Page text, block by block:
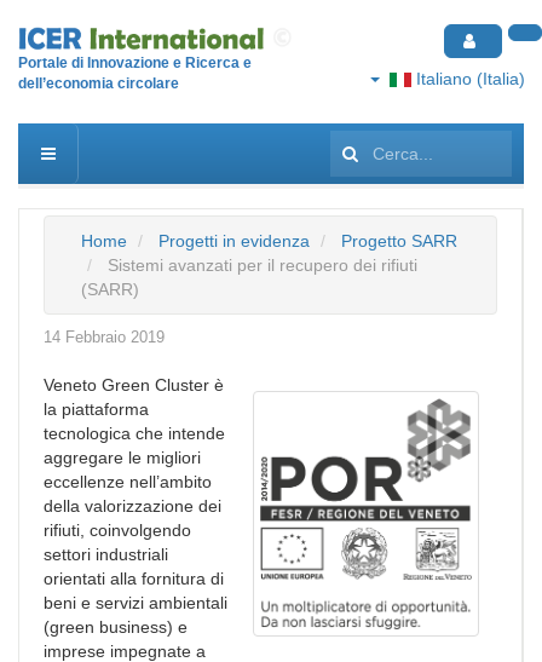
Portale di Innovazione e Ricerca e
dell’economia circolare
Italiano (Italia)
Cerca...
Home Progetti in evidenza
Progetto SARR
Sistemi avanzati per il recupero dei rifiuti
(SARR)
14 Febbraio 2019
Veneto Green Cluster è
la piattaforma
tecnologica che intende
aggregare le migliori
eccellenze nell’ambito
della valorizzazione dei
rifiuti, coinvolgendo
settori industriali
orientati alla fornitura di
beni e servizi ambientali
(green business) e
imprese impegnate a